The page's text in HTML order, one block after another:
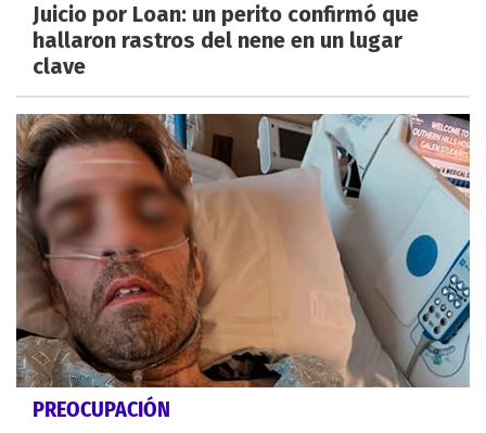
Juicio por Loan: un perito confirmó que
hallaron rastros del nene en un lugar
clave
PREOCUPACIÓN